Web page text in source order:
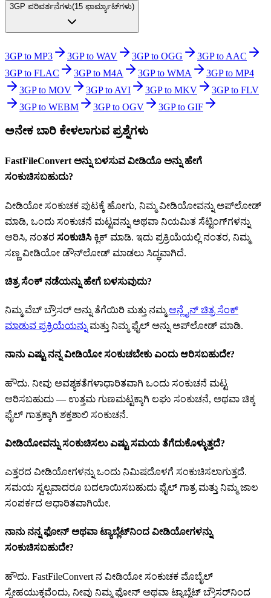
3GP ಪರಿವರ್ತನೆಗಳು(15 ಫಾರ್ಮ್ಯಾಟ್‌ಗಳು)
3GP to MP3 3GP to WAV 3GP to OGG
3GP to AAC
3GP to FLAC
3GP to M4A 3GP to WMA
3GP to MP4
3GP to MOV
3GP to AVI 3GP to MKV
3GP to FLV
3GP to WEBM
3GP to OGV 3GP to GIF
ಅನೇಕ ಬಾರಿ ಕೇಳಲಾಗುವ ಪ್ರಶ್ನೆಗಳು
FastFileConvert ಅನ್ನು ಬಳಸುವ ವೀಡಿಯೊ ಅನ್ನು ಹೇಗೆ
ಸಂಕುಚಿಸಬಹುದು?
ವೀಡಿಯೋ ಸಂಕುಚಕ ಪುಟಕ್ಕೆ ಹೋಗು, ನಿಮ್ಮ ವೀಡಿಯೋವನ್ನು ಅಪ್‌ಲೋಡ್
ಮಾಡಿ, ಒಂದು ಸಂಕುಚನೆ ಮಟ್ಟವನ್ನು ಅಥವಾ ನಿಯಮಿತ ಸೆಟ್ಟಿಂಗ್‌ಗಳನ್ನು
ಆರಿಸಿ, ನಂತರ ಸಂಕುಚಿಸಿಕ್ಲಿಕ್ ಮಾಡಿ. ಇದು ಪ್ರಕ್ರಿಯೆಯಲ್ಲಿ ನಂತರ, ನಿಮ್ಮ
ಸಣ್ಣ ವೀಡಿಯೋ ಡೌನ್‌ಲೋಡ್ ಮಾಡಲು ಸಿದ್ಧವಾಗಿದೆ.
ಚಿತ್ರ ಸೆಂಕ್ ನಡೆಯನ್ನು ಹೇಗೆ ಬಳಸುವುದು?
ನಿಮ್ಮ ವೆಬ್ ಬ್ರೌಸರ್ ಅನ್ನು ತೆಗೆಯಿರಿ ಮತ್ತು ನಮ್ಮಆನ್ಲೈನ್ ಚಿತ್ರ ಸೆಂಕ್
ಮಾಡುವ ಪ್ರಕ್ರಿಯೆಯನ್ನು ಮತ್ತು ನಿಮ್ಮ ಫೈಲ್ ಅನ್ನು ಅಪ್‌‌ಲೋಡ್ ಮಾಡಿ.
ನಾನು ಎಷ್ಟು ನನ್ನ ವೀಡಿಯೋ ಸಂಕುಚಬೇಕು ಎಂದು ಆರಿಸಬಹುದೇ?
ಹೌದು. ನೀವು ಅವಶ್ಯಕತೆಗಳಾಧಾರಿತವಾಗಿ ಒಂದು ಸಂಕುಚನೆ ಮಟ್ಟ
ಆರಿಸಬಹುದು — ಉತ್ತಮ ಗುಣಮಟ್ಟಕ್ಕಾಗಿ ಲಘು ಸಂಕುಚನೆ, ಅಥವಾ ಚಿಕ್ಕ
ಫೈಲ್ ಗಾತ್ರಕ್ಕಾಗಿ ಶಕ್ತಶಾಲಿ ಸಂಕುಚನೆ.
ವೀಡಿಯೋವನ್ನು ಸಂಕುಚಿಸಲು ಎಷ್ಟು ಸಮಯ ತೆಗೆದುಕೊಳ್ಳುತ್ತದೆ?
ಎತ್ತರದ ವೀಡಿಯೋಗಳನ್ನು ಒಂದು ನಿಮಿಷದೊಳಗೆ ಸಂಕುಚಿಸಲಾಗುತ್ತದೆ.
ಸಮಯ ಸ್ವಲ್ಪವಾದರೂ ಬದಲಾಯಿಸಬಹುದು ಫೈಲ್ ಗಾತ್ರ ಮತ್ತು ನಿಮ್ಮ ಜಾಲ
ಸಂಪರ್ಕದ ಆಧಾರಿತವಾಗಿಯೇ.
ನಾನು ನನ್ನ ಫೋನ್ ಅಥವಾ ಟ್ಯಾಬ್ಲೆಟ್‌ನಿಂದ ವೀಡಿಯೋಗಳನ್ನು
ಸಂಕುಚಿಸಬಹುದೇ?
ಹೌದು. FastFileConvert ನ ವೀಡಿಯೋ ಸಂಕುಚಕ ಮೊಬೈಲ್
ಸ್ನೇಹಯುಕ್ತವೆಂದು, ನೀವು ನಿಮ್ಮ ಫೋನ್ ಅಥವಾ ಟ್ಯಾಬ್ಲೆಟ್ ಬ್ರೌಸರ್‌ನಿಂದ